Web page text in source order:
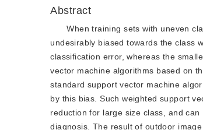
Abstract
When training sets with uneven
undesirably biased towards the class
classification error, whereas the
vector machine algorithms based on
standard support vector machine
by this bias. Such weighted support
reduction for large size class, and
diagnosis. The result of outdoor